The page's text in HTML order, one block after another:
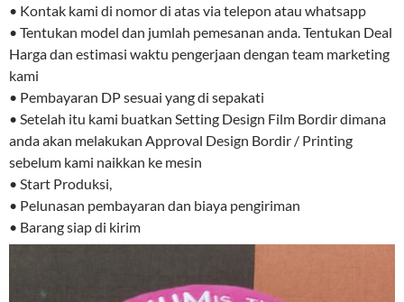
• Kontak kami di nomor di atas via telepon atau whatsapp
• Tentukan model dan jumlah pemesanan anda. Tentukan Deal
Harga dan estimasi waktu pengerjaan dengan team marketing
kami
• Pembayaran DP sesuai yang di sepakati
• Setelah itu kami buatkan Setting Design Film Bordir dimana
anda akan melakukan Approval Design Bordir / Printing
sebelum kami naikkan ke mesin
• Start Produksi,
• Pelunasan pembayaran dan biaya pengiriman
• Barang siap di kirim